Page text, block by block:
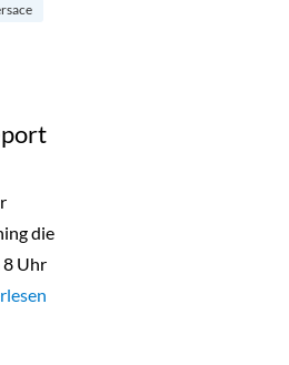
die
8 Uhr
für H&M ist da – Goldstück Live